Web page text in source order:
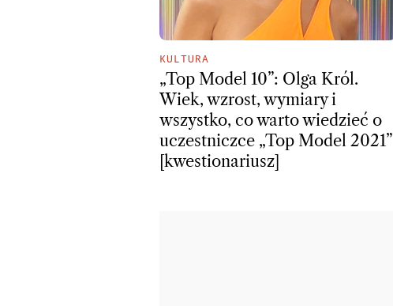
KULTURA
„Top Model 10”: Olga Król.
Wiek, wzrost, wymiary i
wszystko, co warto wiedzieć o
uczestniczce „Top Model 2021”
[kwestionariusz]